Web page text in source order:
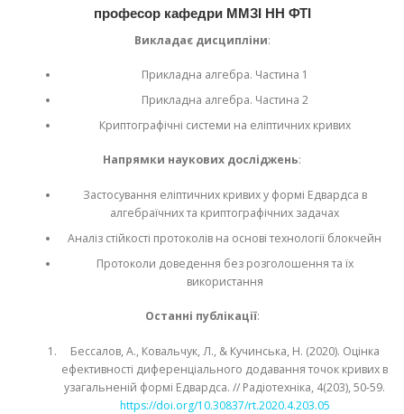
професор кафедри ММЗІ НН ФТІ
Викладає дисципліни:
Прикладна алгебра. Частина 1
Прикладна алгебра. Частина 2
Криптографічні системи на еліптичних кривих
Напрямки наукових досліджень:
Застосування еліптичних кривих у формі Едвардса в
алгебраїчних та криптографічних задачах
Аналіз стійкості протоколів на основі технології блокчейн
Протоколи доведення без розголошення та їх
використання
Останні публікації:
Бессалов, А., Ковальчук, Л., & Кучинська, Н. (2020). Оцінка
ефективності диференціального додавання точок кривих в
узагальненій формі Едвардса. // Радіотехніка, 4(203), 50-59.
https://doi.org/10.30837/rt.2020.4.203.05